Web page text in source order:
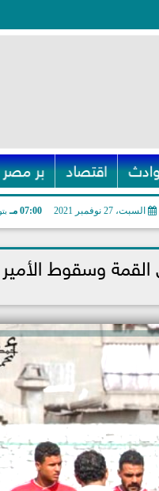
اقتصاد بر مصر
السبت، 27 نوفمبر 2021 07:00 مـ
القمة وسقوط الأمير